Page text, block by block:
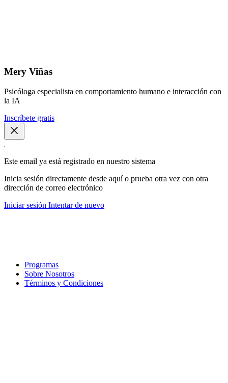
Mery Viñas
Psicóloga especialista en comportamiento humano e interacción con
la IA
Inscríbete gratis
Este email ya está registrado en nuestro sistema
Inicia sesión directamente desde aquí o prueba otra vez con otra
dirección de correo electrónico
Iniciar sesión Intentar de nuevo
Programas
Sobre Nosotros
Términos y Condiciones